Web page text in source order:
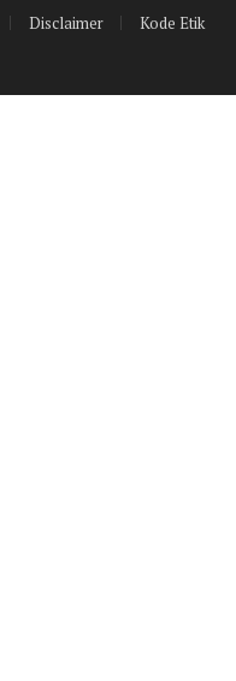
Disclaimer Kode Etik